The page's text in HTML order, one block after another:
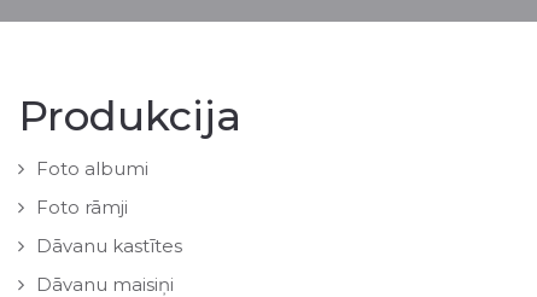
Produkcija
Foto albumi
Foto rāmji
Dāvanu kastītes
Dāvanu maisiņi